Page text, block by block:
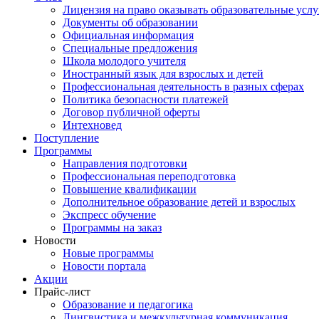
Лицензия на право оказывать образовательные
Документы об образовании
Официальная информация
Специальные предложения
Школа молодого учителя
Иностранный язык для взрослых и детей
Профессиональная деятельность в разных сферах
Политика безопасности платежей
Договор публичной оферты
Интехновед
Поступление
Программы
Направления подготовки
Профессиональная переподготовка
Повышение квалификации
Дополнительное образование детей и взрослых
Экспресс обучение
Программы на заказ
Новости
Новые программы
Новости портала
Акции
Прайс-лист
Образование и педагогика